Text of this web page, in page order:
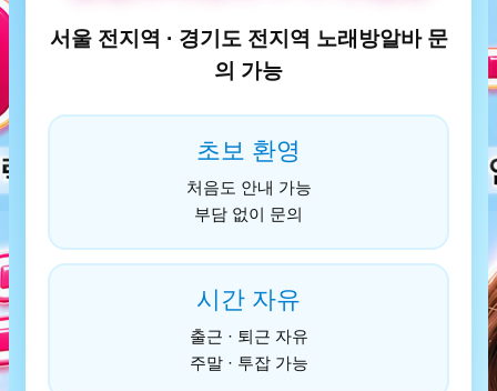
서울 전지역 · 경기도 전지역 노래방알바 문
의 가능
초보 환영
처음도 안내 가능
부담 없이 문의
시간 자유
출근 · 퇴근 자유
주말 · 투잡 가능